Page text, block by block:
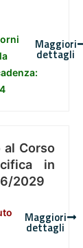
Maggiori
dettagli
al Corso
in
2029
Maggiori
dettagli